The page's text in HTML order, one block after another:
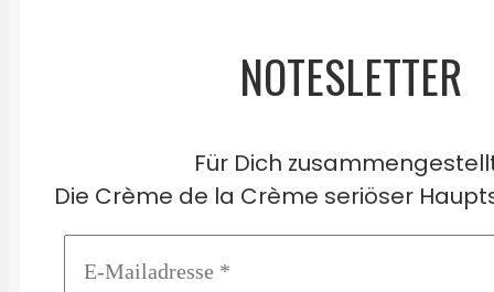
NOTESLETTER
Für Dich
Die Crème de la Crème seriöser